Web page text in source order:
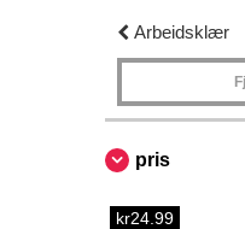
Arbeidsklær
pris
kr24.99